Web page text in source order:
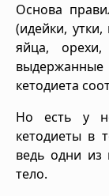
Основа
(идейки,
яйца,
кетодиета
Но есть у
кетодиеты в
ведь одни из
тело.